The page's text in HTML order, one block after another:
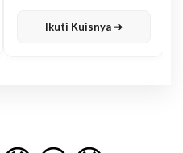
Ikuti Kuisnya ➔